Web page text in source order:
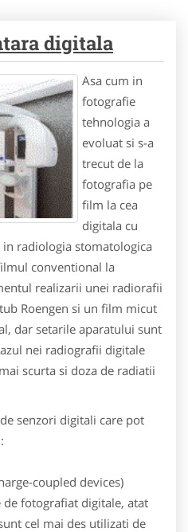
digitala
Asa cum in
fotografie
tehnologia a
evoluat si s-a
trecut de la
fotografia pe
film la cea
digitala cu
radiologia stomatologica
conventional la
realizarii unei radiorafii
Roengen si un film micut
dar setarile aparatului sunt
nei radiografii digitale
scurta si doza de radiatii
senzori digitali care pot
coupled devices)
fotografiat digitale, atat
cel mai des utilizati de